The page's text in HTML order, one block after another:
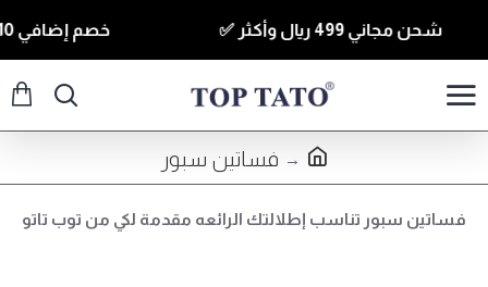
شحن مجاني 499 ريال وأكثر ✅ خصم إضافي 10% للقطع الي قيمتها 350 ريال وأكثر كود ( T10 ) ✅
فساتين سبور
فساتين سبور تناسب إطلالتك الرائعه مقدمة لكي من توب تاتو